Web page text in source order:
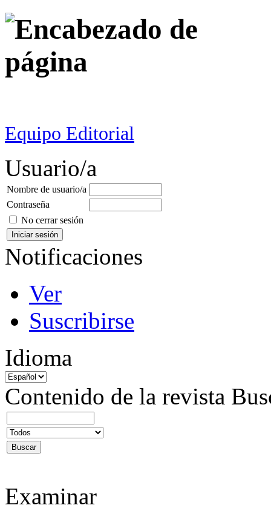
Equipo Editorial
Usuario/a
Nombre de usuario/a
Contraseña
No cerrar sesión
Notificaciones
Ver
Suscribirse
Idioma
Contenido de la revista
Examinar